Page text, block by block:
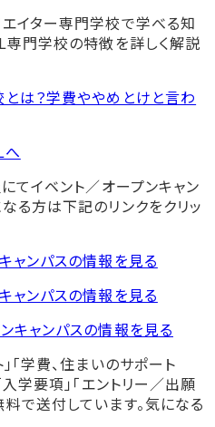
イター専門学校で学べる知
門学校の特徴を詳しく解説
は？学費ややめとけと言わ
へ
てイベント／オープンキャン
る方は下記のリンクをクリッ
ャンパスの情報を見る
ャンパスの情報を見る
キャンパスの情報を見る
「学費、住まいのサポート
学要項」「エントリー／出願
で送付しています。気になる